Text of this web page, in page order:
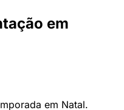
em
em Natal.